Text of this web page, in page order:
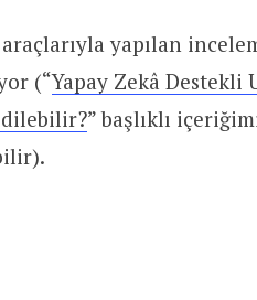
yapılan
(“Yapay Zekâ
” başlıklı